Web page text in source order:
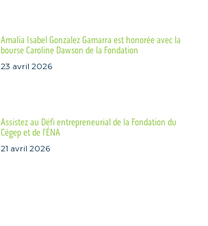
Amalia Isabel Gonzalez Gamarra est honorée avec la
bourse Caroline Dawson de la Fondation
23 avril 2026
Assistez au Défi entrepreneurial de la Fondation du
Cégep et de l’ÉNA
21 avril 2026